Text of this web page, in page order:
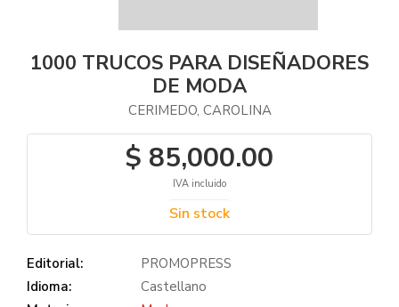
1000 TRUCOS PARA DISEÑADORES
DE MODA
CERIMEDO, CAROLINA
$ 85,000.00
IVA incluido
Sin stock
Editorial:
PROMOPRESS
Idioma:
Castellano